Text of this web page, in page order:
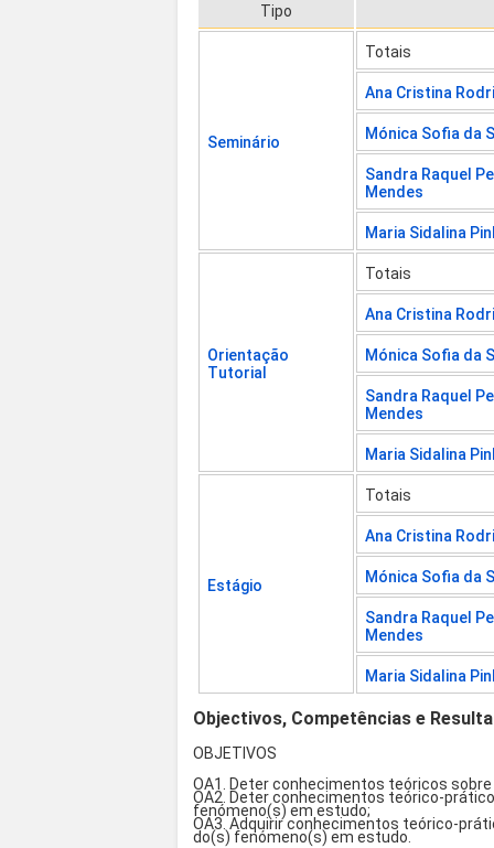
Tipo
Seminário
Totais
Ana Cristina
Mónica Sofia da
Sandra Raquel
Mendes
Maria Sidalina
Orientação
Tutorial
Totais
Ana Cristina
Mónica Sofia da
Sandra Raquel
Mendes
Maria Sidalina
Estágio
Totais
Ana Cristina
Mónica Sofia da
Sandra Raquel
Mendes
Maria Sidalina
Objectivos, Competências e
OBJETIVOS
OA1. Deter conhecimentos teóricos
OA2. Deter conhecimentos teórico-
fenómeno(s) em estudo;
OA3. Adquirir conhecimentos teórico-
do(s) fenómeno(s) em estudo.